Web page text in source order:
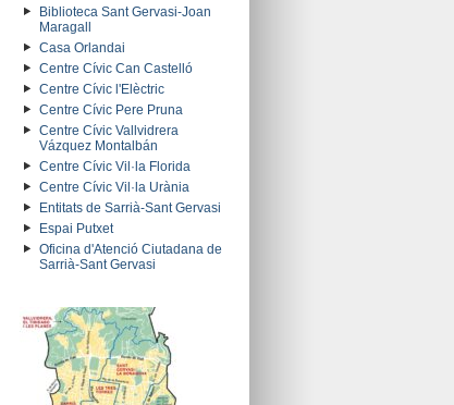
Biblioteca Sant Gervasi-Joan
Maragall
Casa Orlandai
Centre Cívic Can Castelló
Centre Cívic l'Elèctric
Centre Cívic Pere Pruna
Centre Cívic Vallvidrera
Vázquez Montalbán
Centre Cívic Vil·la Florida
Centre Cívic Vil·la Urània
Entitats de Sarrià-Sant Gervasi
Espai Putxet
Oficina d'Atenció Ciutadana de
Sarrià-Sant Gervasi